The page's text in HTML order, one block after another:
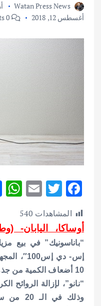
Watan Press News
أغسطس 12, 2018
F
ac
e
b
o
o
k
T
w
it
te
r
E
m
ai
l
at المشاهدات 540
أوساكا،
“باناسونيك” في بيع
إس- دي
10 أضعاف الكمية من
“نانو”، لإزالة الروائح